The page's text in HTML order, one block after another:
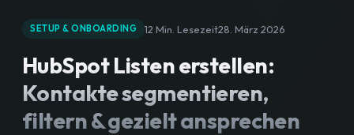
HubSpot Betreuung
CONTENT
SETUP & ONBOARDING 12 Min. Lesezeit28. März 2026
HubSpot Listen erstellen:
Kontakte segmentieren,
filtern & gezielt ansprechen